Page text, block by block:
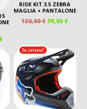
€IL
PREZZO
ATTUALE
115,00 €.
RIDE KIT 3.5 ZEBRA
MAGLIA + PANTALONE
130,00€ IL
ERA:
130,00 €.
99,00€IL
99,00
In offerta!